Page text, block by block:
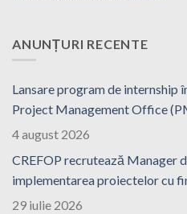
ANUNȚURI RECENTE
Lansare program de internship
Project Management Office
4 august 2026
CREFOP recrutează Manager
implementarea proiectelor cu
29 iulie 2026